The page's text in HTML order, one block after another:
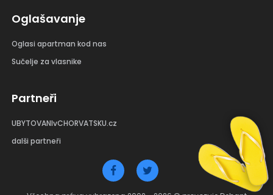
Oglašavanje
Oglasi apartman kod nas
Sučelje za vlasnike
Partneři
UBYTOVANIvCHORVATSKU.cz
dalši partneři